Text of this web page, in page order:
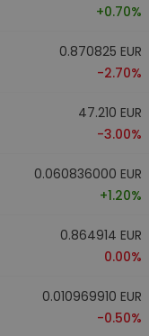
+0.70%
0.870825 EUR
-2.70%
47.210 EUR
-3.00%
0.060836000 EUR
+1.20%
0.864914 EUR
0.00%
0.010969910 EUR
-0.50%